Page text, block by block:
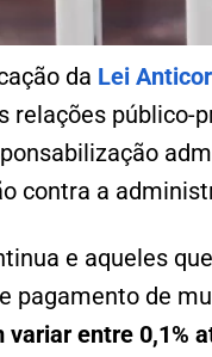
da Lei
relações público-
contra a
e aqueles
pagamento de
entre 0,1%